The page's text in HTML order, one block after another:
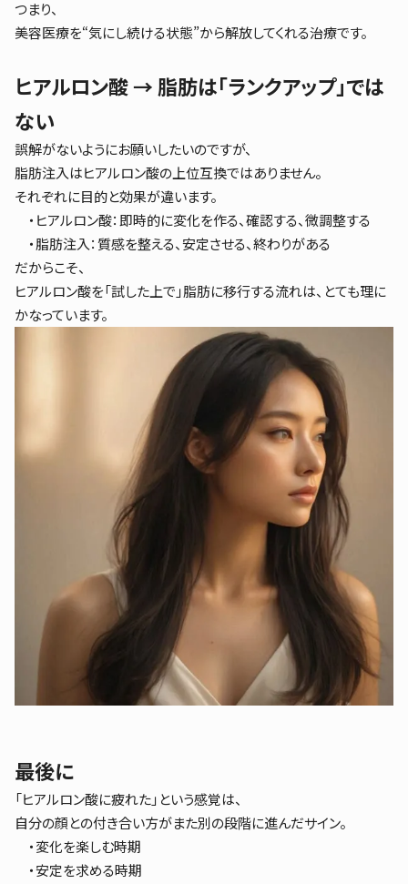
つまり、
美容医療を“気にし続ける状態”から解放してくれる治療です。
ヒアルロン酸 → 脂肪は「ランクアップ」では
ない
誤解がないようにお願いしたいのですが、
脂肪注入はヒアルロン酸の上位互換ではありません。
それぞれに目的と効果が違います。
・ヒアルロン酸：即時的に変化を作る、確認する、微調整する
・脂肪注入：質感を整える、安定させる、終わりがある
だからこそ、
ヒアルロン酸を「試した上で」脂肪に移行する流れは、とても理に
かなっています。
最後に
「ヒアルロン酸に疲れた」という感覚は、
自分の顔との付き合い方がまた別の段階に進んだサイン。
・変化を楽しむ時期
・安定を求める時期